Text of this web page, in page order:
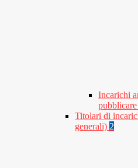
Incarichi
Titolari di
generali) 2